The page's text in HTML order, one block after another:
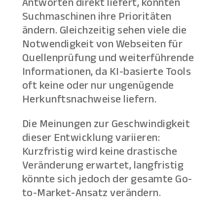
Suchmaschinen ihre Prioritäten
ändern. Gleichzeitig sehen viele die
Notwendigkeit von Webseiten für
Quellenprüfung und weiterführende
Informationen, da KI-basierte Tools
oft keine oder nur ungenügende
Herkunftsnachweise liefern.
Die Meinungen zur Geschwindigkeit
dieser Entwicklung variieren:
Kurzfristig wird keine drastische
Veränderung erwartet, langfristig
könnte sich jedoch der gesamte Go-
to-Market-Ansatz verändern.